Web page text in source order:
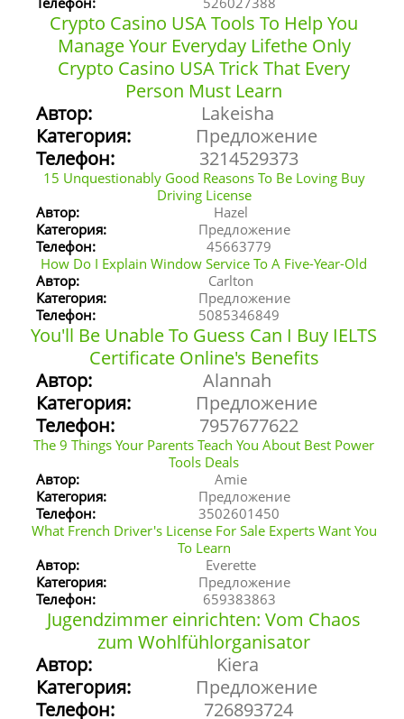
Crypto Casino USA Tools To Help You
Manage Your Everyday Lifethe Only
Crypto Casino USA Trick That Every
Person Must Learn
Автор:
Lakeisha
Категория:
Предложение
Телефон:
3214529373
15 Unquestionably Good Reasons To Be Loving Buy
Driving License
Автор:
Hazel
Категория:
Предложение
Телефон:
45663779
How Do I Explain Window Service To A Five-Year-Old
Автор:
Carlton
Категория:
Предложение
Телефон:
5085346849
You'll Be Unable To Guess Can I Buy IELTS
Certificate Online's Benefits
Автор:
Alannah
Категория:
Предложение
Телефон:
7957677622
The 9 Things Your Parents Teach You About Best Power
Tools Deals
Автор:
Amie
Категория:
Предложение
Телефон:
3502601450
What French Driver's License For Sale Experts Want You
To Learn
Автор:
Everette
Категория:
Предложение
Телефон:
659383863
Jugendzimmer einrichten: Vom Chaos
zum Wohlfühlorganisator
Автор:
Kiera
Категория:
Предложение
Телефон:
726893724